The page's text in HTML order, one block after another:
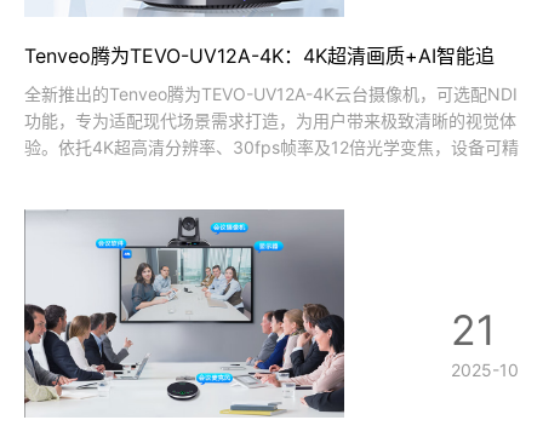
Tenveo腾为TEVO-UV12A-4K：4K超清画质+AI智能追
踪，出镜即专业
全新推出的Tenveo腾为TEVO-UV12A-4K云台摄像机，可选配NDI
功能，专为适配现代场景需求打造，为用户带来极致清晰的视觉体
验。依托4K超高清分辨率、30fps帧率及12倍光学变焦，设备可精
21
2025-10